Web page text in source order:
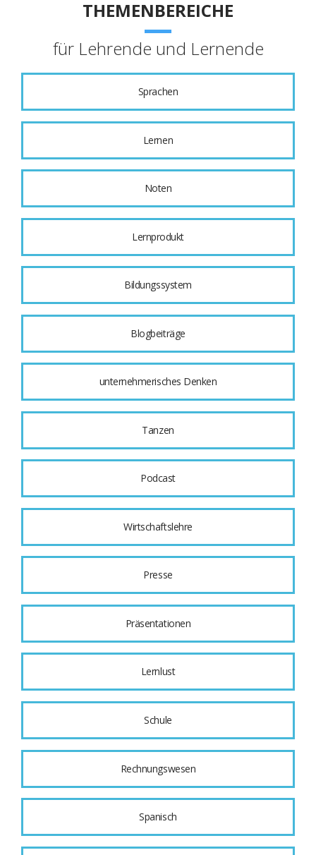
THEMENBEREICHE
für Lehrende und Lernende
Sprachen
Lernen
Noten
Lernprodukt
Bildungssystem
Blogbeiträge
unternehmerisches Denken
Tanzen
Podcast
Wirtschaftslehre
Presse
Präsentationen
Lernlust
Schule
Rechnungswesen
Spanisch